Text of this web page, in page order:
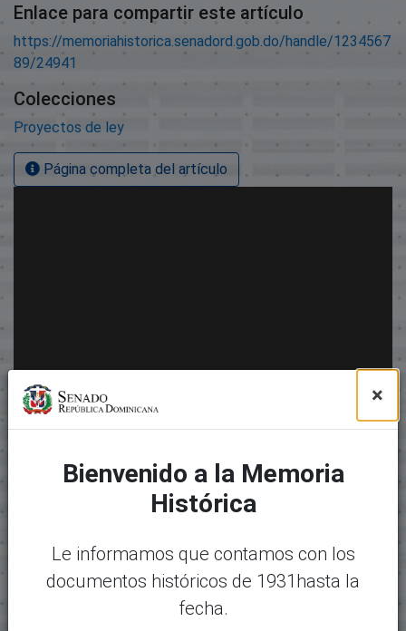
Enlace para compartir este artículo
https://memoriahistorica.senadord.gob.do/handle/1234567
89/24941
Colecciones
Proyectos de ley
Página completa del artículo
×
Bienvenido a la Memoria
Histórica
Le informamos que contamos con los
documentos históricos de 1931hasta la
fecha.